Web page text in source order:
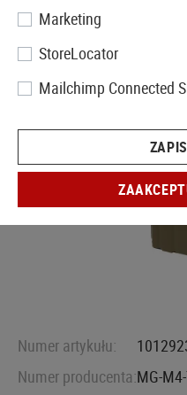
Numer artykułu:
Numer producenta:MG-
Marketing
StoreLocator
Mailchimp Connected